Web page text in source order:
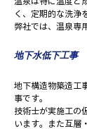
く、定期的な洗浄
弊社では、温泉専
地下水低下工事
地下構造物築造工
事です。
技術士が実施工の
います。また互層